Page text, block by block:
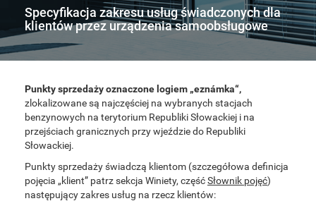
Specyfikacja zakresu usług świadczonych dla
klientów przez urządzenia samoobsługowe
Punkty sprzedażyoznaczone logiem „eznámka“,
zlokalizowane są najczęściej na wybranych stacjach
benzynowych na terytorium Republiki Słowackiej i na
przejściach granicznych przy wjeździe do Republiki
Słowackiej.
Punkty sprzedaży świadczą klientom (szczegółowa definicja
pojęcia „klient” patrz sekcja Winiety, częśćSłownik pojęć)
następujący zakres usług na rzecz klientów: